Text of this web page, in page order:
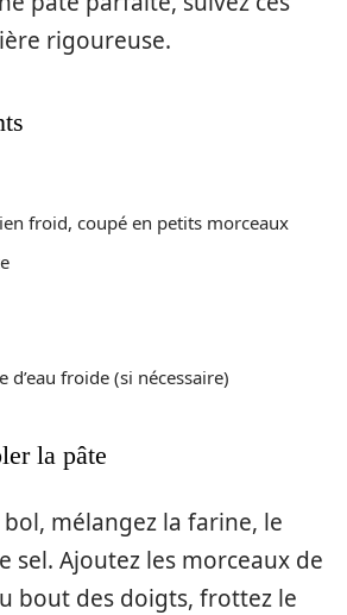
rigoureuse.
froid, coupé en petits morceaux
d’eau froide (si nécessaire)
la pâte
mélangez la farine, le
sel. Ajoutez les morceaux de
bout des doigts, frottez le